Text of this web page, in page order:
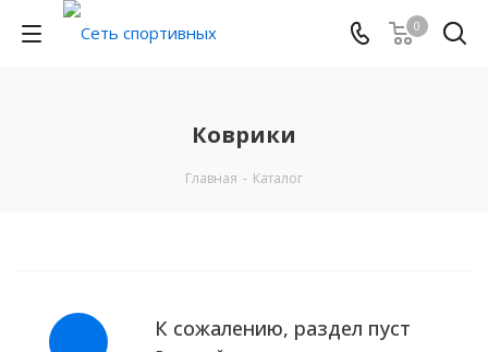
0
Коврики
Главная - Каталог
К сожалению, раздел пуст